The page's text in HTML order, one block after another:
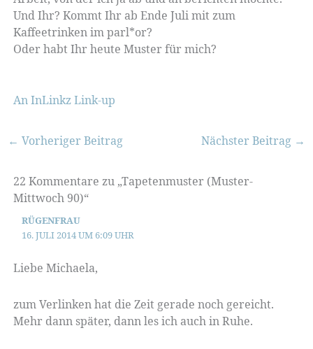
Und Ihr? Kommt Ihr ab Ende Juli mit zum
Kaffeetrinken im parl*or?
Oder habt Ihr heute Muster für mich?
An InLinkz Link-up
← Vorheriger Beitrag Nächster Beitrag →
22 Kommentare zu „Tapetenmuster (Muster-
Mittwoch 90)“
RÜGENFRAU
16. JULI 2014 UM 6:09 UHR
Liebe Michaela,
zum Verlinken hat die Zeit gerade noch gereicht.
Mehr dann später, dann les ich auch in Ruhe.